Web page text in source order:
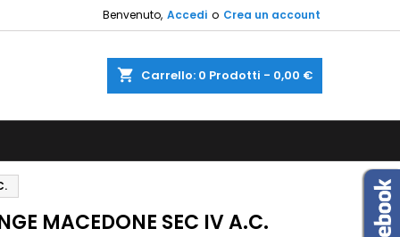
Benvenuto, Accedi o Crea un account
shopping_cart Carrello: 0 Prodotti - 0,00 €
MACEDONE SEC IV A.C.